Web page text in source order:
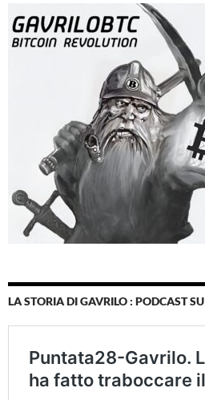
LA STORIA DI GAVRILO : PODCAST